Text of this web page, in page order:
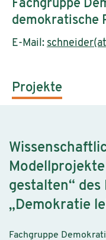
Fachgruppe
demokratische
E-Mail:
Projekte
gestalten“
„Demokratie
Fachgruppe